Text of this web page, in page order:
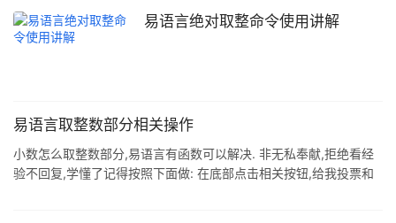
易语言绝对取整命令使用讲解
易语言取整数部分相关操作
小数怎么取整数部分,易语言有函数可以解决. 非无私奉献,拒绝看经
验不回复,学懂了记得按照下面做: 在底部点击相关按钮,给我投票和